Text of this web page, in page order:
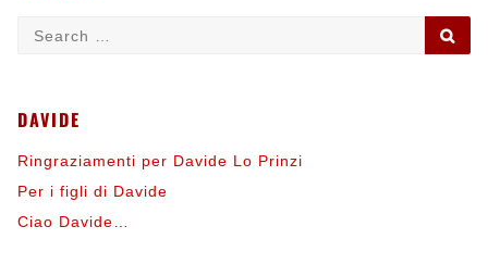
DAVIDE
Ringraziamenti per Davide Lo Prinzi
Per i figli di Davide
Ciao Davide…